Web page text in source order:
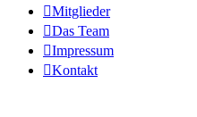
Mitglieder
Das Team
Impressum
Kontakt